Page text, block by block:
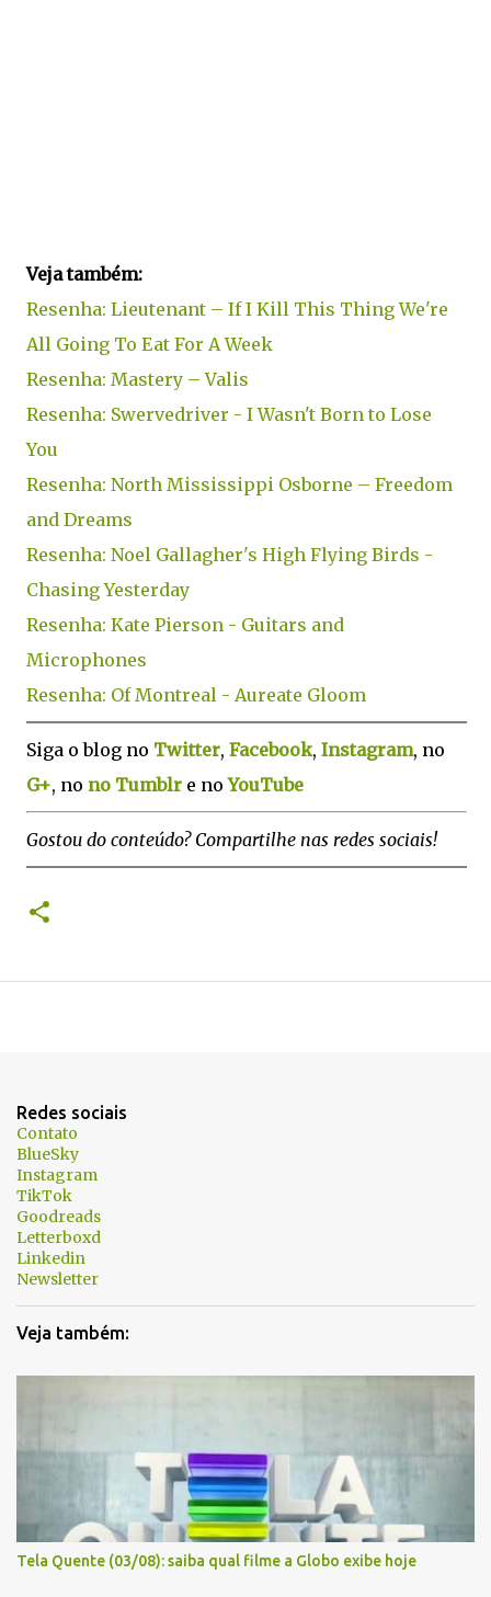
Veja também:
Resenha: Lieutenant – If I Kill This Thing We're
All Going To Eat For A Week
Resenha: Mastery – Valis
Resenha: Swervedriver - I Wasn't Born to Lose
You
Resenha: North Mississippi Osborne – Freedom
and Dreams
Resenha: Noel Gallagher's High Flying Birds -
Chasing Yesterday
Resenha: Kate Pierson - Guitars and
Microphones
Resenha: Of Montreal - Aureate Gloom
Siga o blog no Twitter, Facebook, Instagram, no
G+, no no Tumblr e noYouTube
Gostou do conteúdo? Compartilhe nas redes sociais!
Redes sociais
Contato
BlueSky
Instagram
TikTok
Goodreads
Letterboxd
Linkedin
Newsletter
Veja também:
Tela Quente (03/08): saiba qual filme a Globo exibe hoje